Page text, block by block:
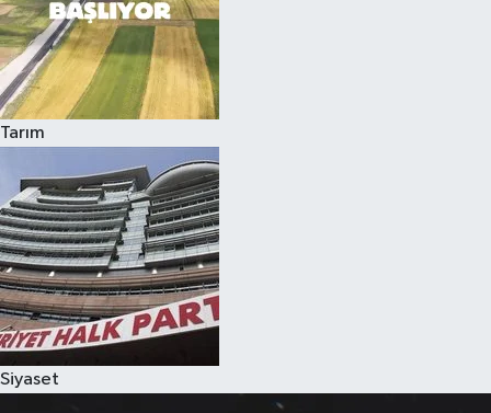
Tarım
Siyaset